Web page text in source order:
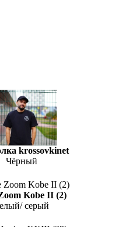
krossovkinet
Чёрный
Kobe II (2)
серый